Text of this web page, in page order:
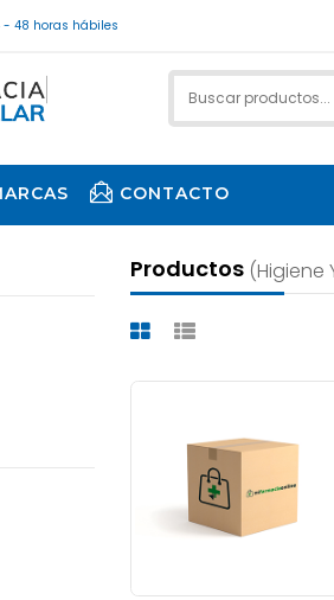
48 horas hábiles
CONTACTO
Productos (higiene